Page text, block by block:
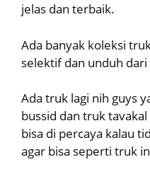
jelas dan terbaik.
Ada banyak koleksi
selektif dan unduh
Ada truk lagi nih guys
bussid dan truk
bisa di percaya kalau
agar bisa seperti truk